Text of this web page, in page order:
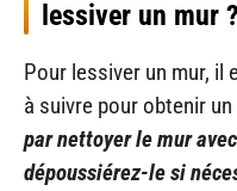
lessiver un mur ?
Pour lessiver un mur, il
à suivre pour obtenir
par nettoyer le mur
dépoussiérez-le si